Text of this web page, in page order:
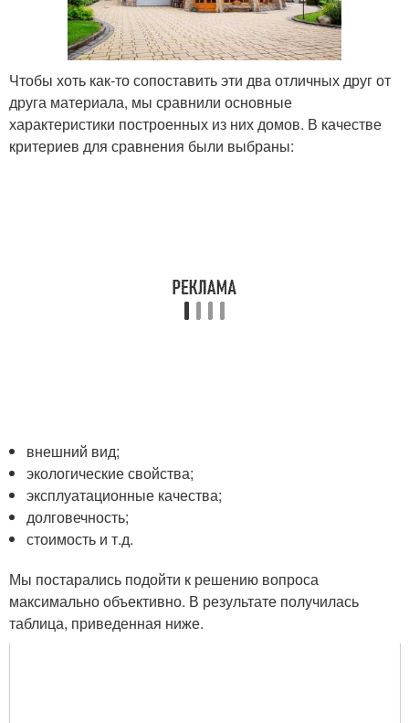
Чтобы хоть как-то сопоставить эти два отличных друг от
друга материала, мы сравнили основные
характеристики построенных из них домов. В качестве
критериев для сравнения были выбраны:
внешний вид;
экологические свойства;
эксплуатационные качества;
долговечность;
стоимость и т.д.
Мы постарались подойти к решению вопроса
максимально объективно. В результате получилась
таблица, приведенная ниже.